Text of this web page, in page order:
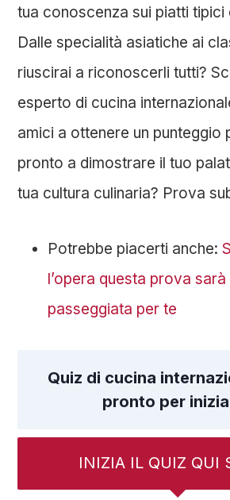
tua conoscenza sui piatti tipici
Dalle specialità asiatiche ai
riuscirai a riconoscerli tutti?
esperto di cucina
amici a ottenere un punteggio
pronto a dimostrare il tuo
tua cultura culinaria? Prova
Potrebbe piacerti anche:
l’opera questa prova sarà
passeggiata per te
Quiz di cucina
pronto per
INIZIA IL QUIZ QUI